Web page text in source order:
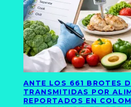
ANTE LOS 661 BROTES
TRANSMITIDAS POR
REPORTADOS EN